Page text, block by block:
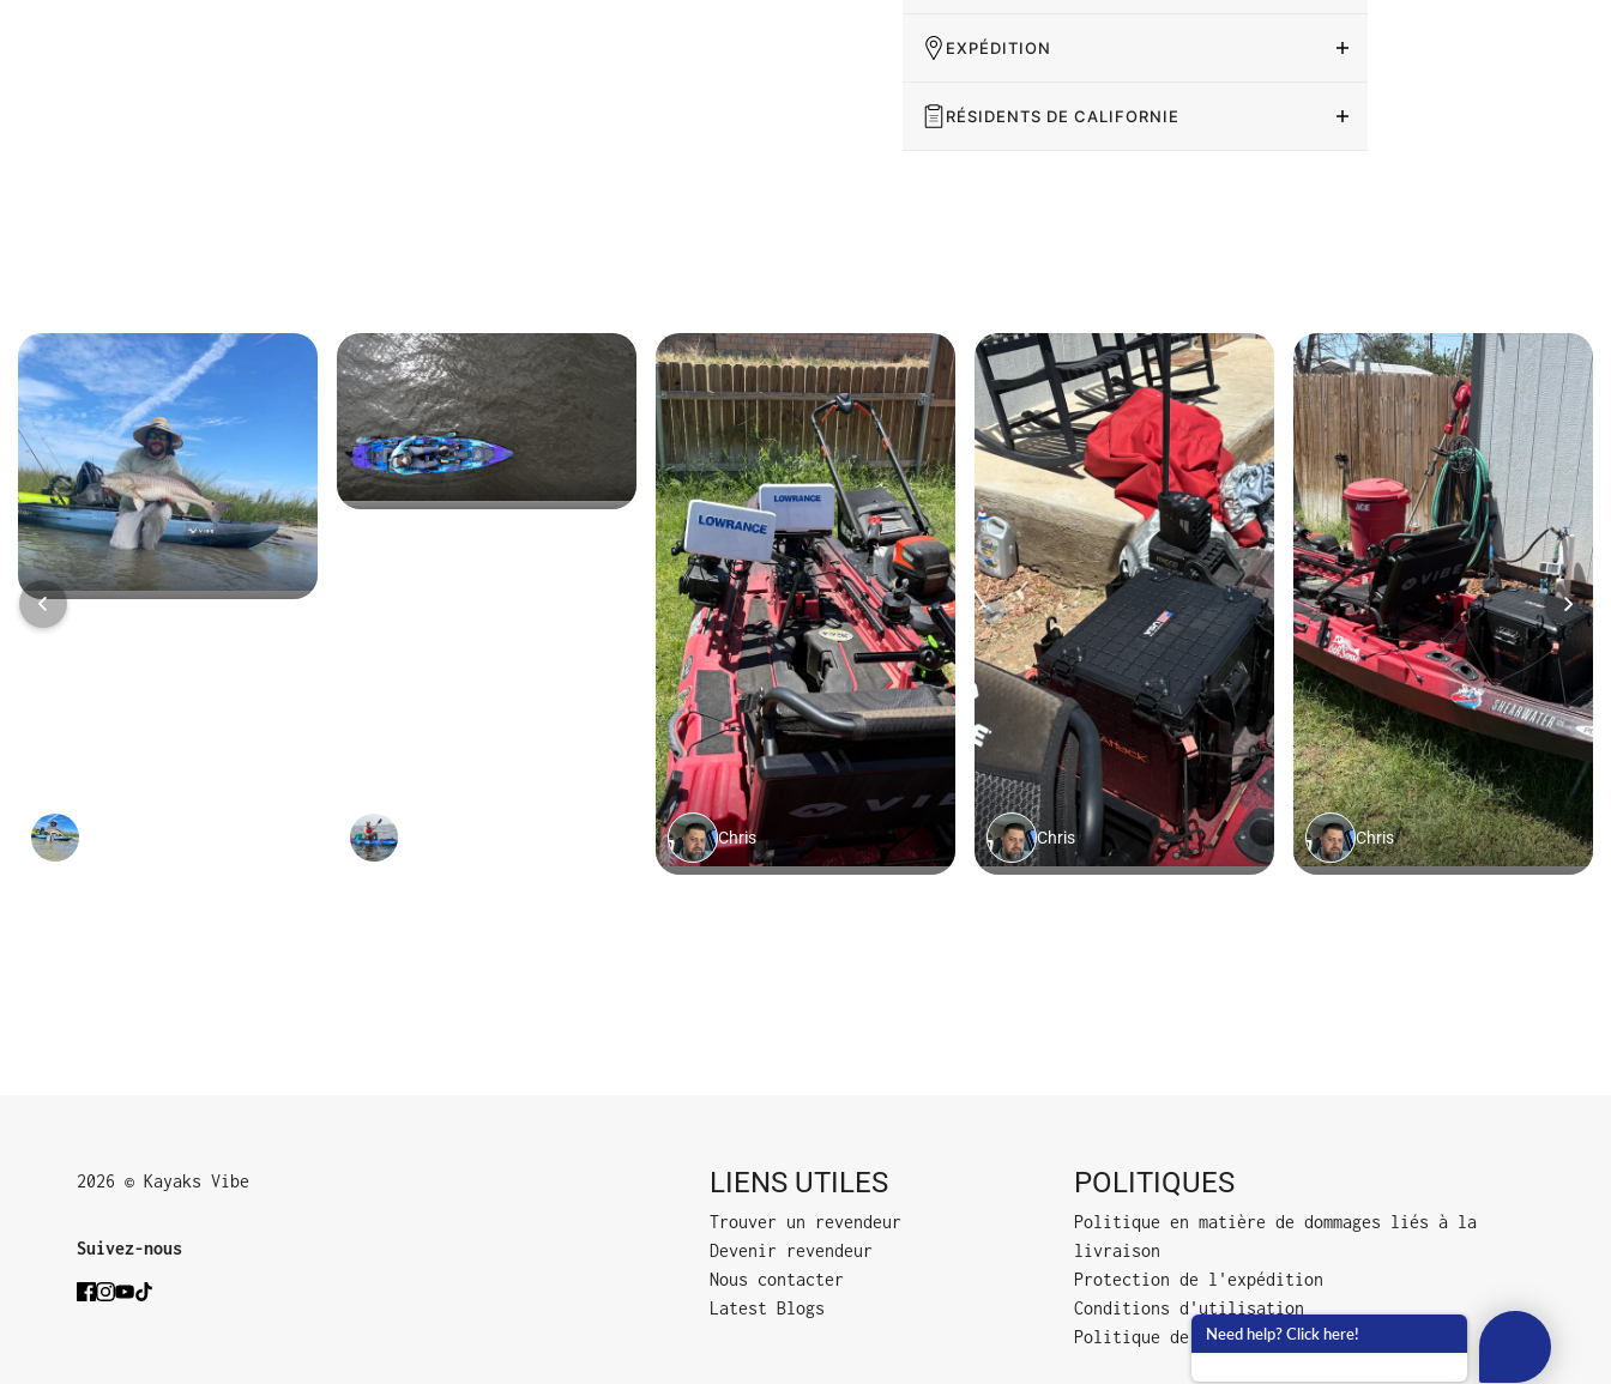
EXPÉDITION
RÉSIDENTS DE CALIFORNIE
2026 © Kayaks Vibe
Suivez-nous
LIENS UTILES
Trouver un revendeur
Devenir revendeur
Nous contacter
Latest Blogs
POLITIQUES
Politique en matière de dommages liés à la
livraison
Protection de l'expédition
Conditions d'utilisation
Politique de confidentialité
Need help? Click here!